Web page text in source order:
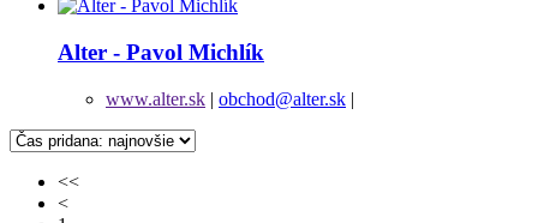
Alter - Pavol Michlík
www.alter.sk | obchod@alter.sk |
<<
<